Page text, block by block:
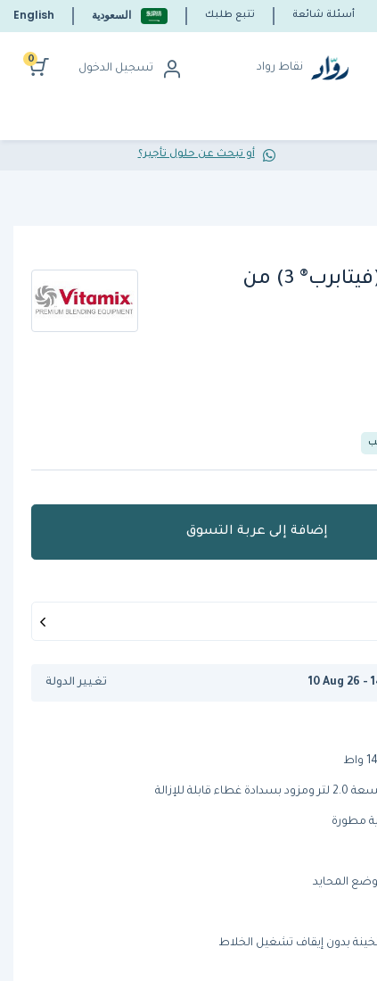
أسئلة شائعة تتبع طلبك السعودية English
نقاط رواد تسجيل الدخول
0
أو تبحث عن حلول تأجير؟
خلَّاط الطعام الاحترافي (فيتابرب® 3) من
إضافة إلى عربة التسوق
10 Aug 26 - تغيير الدولة
المحايد
بدون إيقاف تشغيل الخلاط